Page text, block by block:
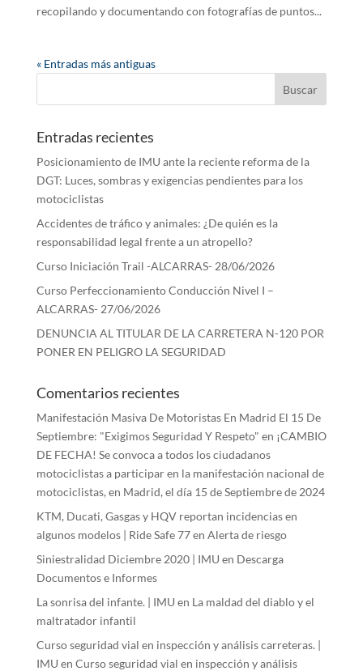
recopilando y documentando con fotografías de puntos...
« Entradas más antiguas
Entradas recientes
Posicionamiento de IMU ante la reciente reforma de la
DGT: Luces, sombras y exigencias pendientes para los
motociclistas
Accidentes de tráfico y animales: ¿De quién es la
responsabilidad legal frente a un atropello?
Curso Iniciación Trail -ALCARRAS- 28/06/2026
Curso Perfeccionamiento Conducción Nivel I –
ALCARRAS- 27/06/2026
DENUNCIA AL TITULAR DE LA CARRETERA N-120 POR
PONER EN PELIGRO LA SEGURIDAD
Comentarios recientes
Manifestación Masiva De Motoristas En Madrid El 15 De
Septiembre: "Exigimos Seguridad Y Respeto" en ¡CAMBIO
DE FECHA! Se convoca a todos los ciudadanos
motociclistas a participar en la manifestación nacional de
motociclistas, en Madrid, el día 15 de Septiembre de 2024
KTM, Ducati, Gasgas y HQV reportan incidencias en
algunos modelos | Ride Safe 77en Alerta de riesgo
Siniestralidad Diciembre 2020 | IMU en Descarga
Documentos e Informes
La sonrisa del infante. | IMU en La maldad del diablo y el
maltratador infantil
Curso seguridad vial en inspección y análisis carreteras. |
IMU en Curso seguridad vial en inspección y análisis